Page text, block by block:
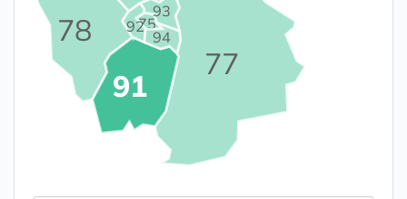
75
77
78
91
92
93
94